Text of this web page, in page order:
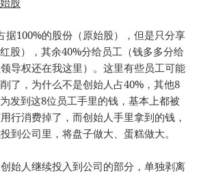
据100%的股份（原始股），但是只分享
股），其余40%分给员工（钱多多分给
导权还在我这里）。这里有些员工可能
了，为什么不是创始人占40%，其他8
发到这8位员工手里的钱，基本上都被
行消费掉了，而创始人手里拿到的钱，
到公司里，将盘子做大、蛋糕做大。
始人继续投入到公司的部分，单独剥离